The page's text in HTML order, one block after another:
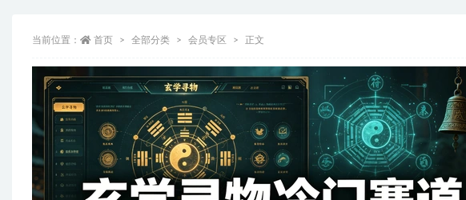
当前位置： 首页 全部分类 会员专区 正文